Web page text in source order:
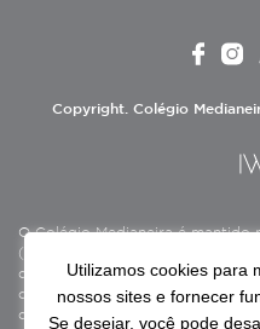
Copyright. Colégio
O Colégio Medianeira é mantido
(ASAV), instituição de direito
de natureza educativa, cultural,
como Entidade Beneficente de
de educação e assistência social.
Utilizamos cookies para
nossos sites e fornecer
Se desejar, você pode